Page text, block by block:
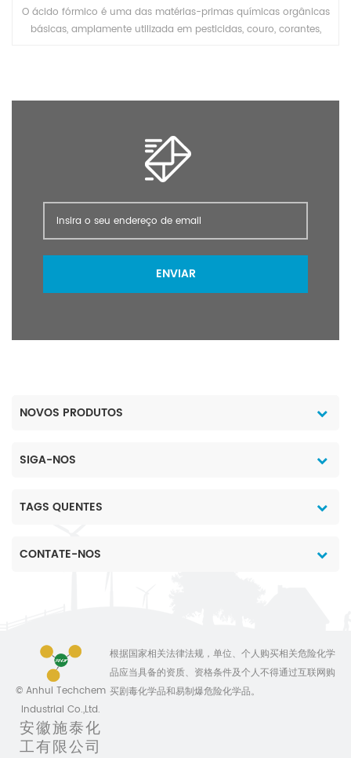
O ácido fórmico é uma das matérias-primas químicas orgânicas
básicas, amplamente utilizada em pesticidas, couro, corantes,
ENVIAR
NOVOS PRODUTOS
SIGA-NOS
TAGS QUENTES
CONTATE-NOS
© Anhui Techchem
Industrial Co.,Ltd.
安徽施泰化
工有限公司
根据国家相关法律法规，单位、个人购买相关危险化学
品应当具备的资质、资格条件及个人不得通过互联网购
买剧毒化学品和易制爆危险化学品。